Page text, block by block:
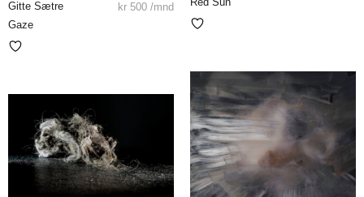
Gitte Sætre
Gaze
kr 500 /mnd